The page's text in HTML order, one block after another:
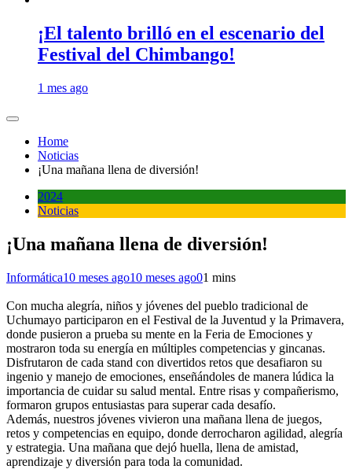
¡El talento brilló en el escenario del
Festival del Chimbango!
1 mes ago
Home
Noticias
¡Una mañana llena de diversión!
2024
Noticias
¡Una mañana llena de diversión!
Informática10 meses ago10 meses ago01 mins
Con mucha alegría, niños y jóvenes del pueblo tradicional de
Uchumayo participaron en el Festival de la Juventud y la Primavera,
donde pusieron a prueba su mente en la Feria de Emociones y
mostraron toda su energía en múltiples competencias y gincanas.
Disfrutaron de cada stand con divertidos retos que desafiaron su
ingenio y manejo de emociones, enseñándoles de manera lúdica la
importancia de cuidar su salud mental. Entre risas y compañerismo,
formaron grupos entusiastas para superar cada desafío.
Además, nuestros jóvenes vivieron una mañana llena de juegos,
retos y competencias en equipo, donde derrocharon agilidad, alegría
y estrategia. Una mañana que dejó huella, llena de amistad,
aprendizaje y diversión para toda la comunidad.